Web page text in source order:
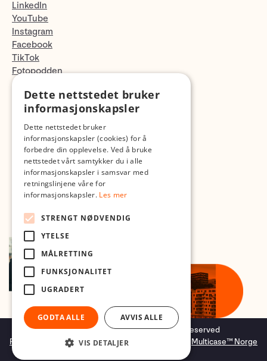
LinkedIn
YouTube
Instagram
Facebook
TikTok
Fotopodden
Med forbehold om skrive- og lagerfeil
Copyright © 2026 Foto.no - All rights reserved
Forretningssystemog nettbutikkløsning
Multicase™ Norge
Dette nettstedet bruker
informasjonskapsler
Dette nettstedet bruker
informasjonskapsler (cookies) for å
forbedre din opplevelse. Ved å bruke
nettstedet vårt samtykker du i alle
informasjonskapsler i samsvar med
retningslinjene våre for
informasjonskapsler. Les mer
STRENGT NØDVENDIG
YTELSE
MÅLRETTING
FUNKSJONALITET
UGRADERT
GODTA ALLE AVVIS ALLE
VIS DETALJER